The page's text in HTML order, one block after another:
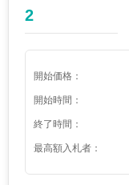
2
開始価格：
開始時間：
終了時間：
最高額入札者：